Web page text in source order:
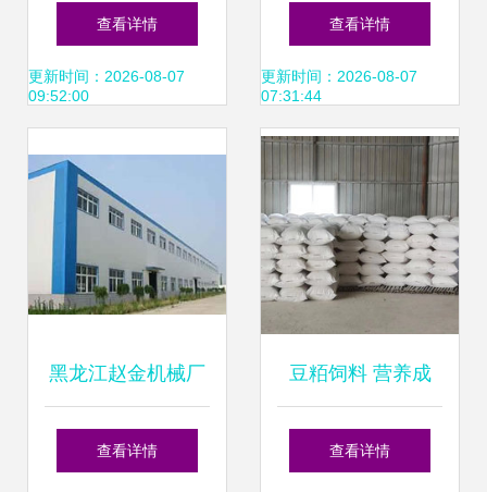
混料厂家直销 京牧
安合生物技术引领
查看详情
更新时间：2026-08-07
09:52:00
供应虾粉及饲料
机，提供高效代出
口服务
查看详情
更新时间：2026-08-07
07:31:44
黑龙江赵金机械厂
专业制造高品质农
查看详情
豆粨饲料 营养成
分、应用与优化策
查看详情